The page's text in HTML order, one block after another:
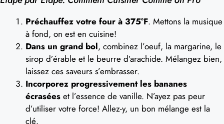
Préchauffez votre four à 375°F. Mettons la musique
à fond, on est en cuisine!
Dans un grand bol, combinez l’oeuf, la margarine, le
sirop d’érable et le beurre d’arachide. Mélangez bien,
laissez ces saveurs s’embrasser.
Incorporez progressivement les bananes
écrasées et l’essence de vanille. N’ayez pas peur
d’utiliser votre force! Allez-y, un bon mélange est la
clé.